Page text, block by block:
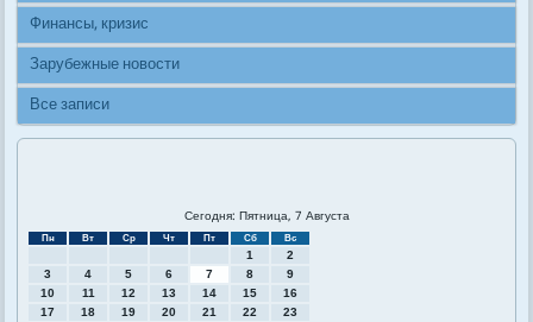
Финансы, кризис
Зарубежные новости
Все записи
Сегодня: Пятница, 7 Августа
Пн Вт Ср Чт Пт Сб Вс
1
2
3
4 5 6 7 8
9
10
11 12 13 14 15
16
17
18 19 20 21 22
23